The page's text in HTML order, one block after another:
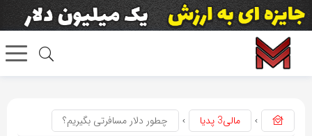
مالی3 پدیا چطور دلار مسافرتی بگیریم؟